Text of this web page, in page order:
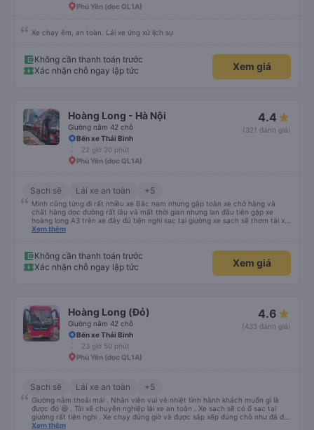
Phú Yên (dọc QL1A)
Xe chạy êm, an toàn. Lái xe ứng xử lịch sự
Không cần thanh toán trước
Xác nhận chỗ ngay lập tức
Xem giá
Hoàng Long - Hà Nội
Giường nằm 42 chỗ
4.4
(321 đánh giá)
Bến xe Thái Bình
22 giờ 20 phút
Phú Yên (dọc QL1A)
Sạch sẽ Lái xe an toàn +5
Mình cũng từng đi rất nhiều xe Bắc nam nhưng gặp toàn xe chở hàng và
chất hàng dọc đường rất lâu và mất thời gian nhưng lan đầu tiên gặp xe
hoàng long A3 trên xe đây đủ tiện nghi sac tại giường xe sạch sẽ thơm tài xế
lo xe thoải mái vui tính sẽ con ung hô nhe
Xem thêm
Không cần thanh toán trước
Xác nhận chỗ ngay lập tức
Xem giá
Hoàng Long (Đỏ)
Giường nằm 42 chỗ
4.6
(433 đánh giá)
Bến xe Thái Bình
23 giờ 50 phút
Phú Yên (dọc QL1A)
Sạch sẽ Lái xe an toàn +5
Giường nằm thoải mái . Nhân viên vui vẻ nhiệt tình hành khách muốn gì là
được đó 😆 . Tài xế chuyên nghiệp lái xe an toàn . Xe sạch sẽ có ổ sạc tại
giường rất tiện nghi . Xe chạy đúng giờ và được sắp xếp đúng chỗ như đã đặt
. Điểm 10 cho hoàng long đỏ 👍
Xem thêm